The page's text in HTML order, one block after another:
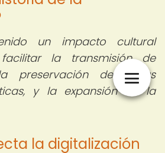
un impacto cultural
la transmisión de
preservación de obras
y la expansión de la
la digitalización